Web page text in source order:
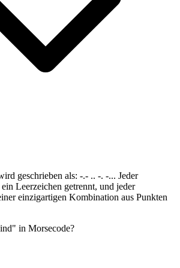
geschrieben als: -.- .. -. -... Jeder
Leerzeichen getrennt, und jeder
einzigartigen Kombination aus Punkten
in Morsecode?